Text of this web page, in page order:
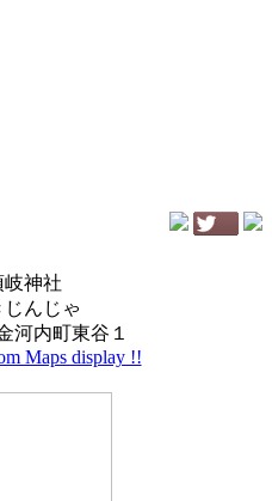
岐神社
んじゃ
河内町東谷１